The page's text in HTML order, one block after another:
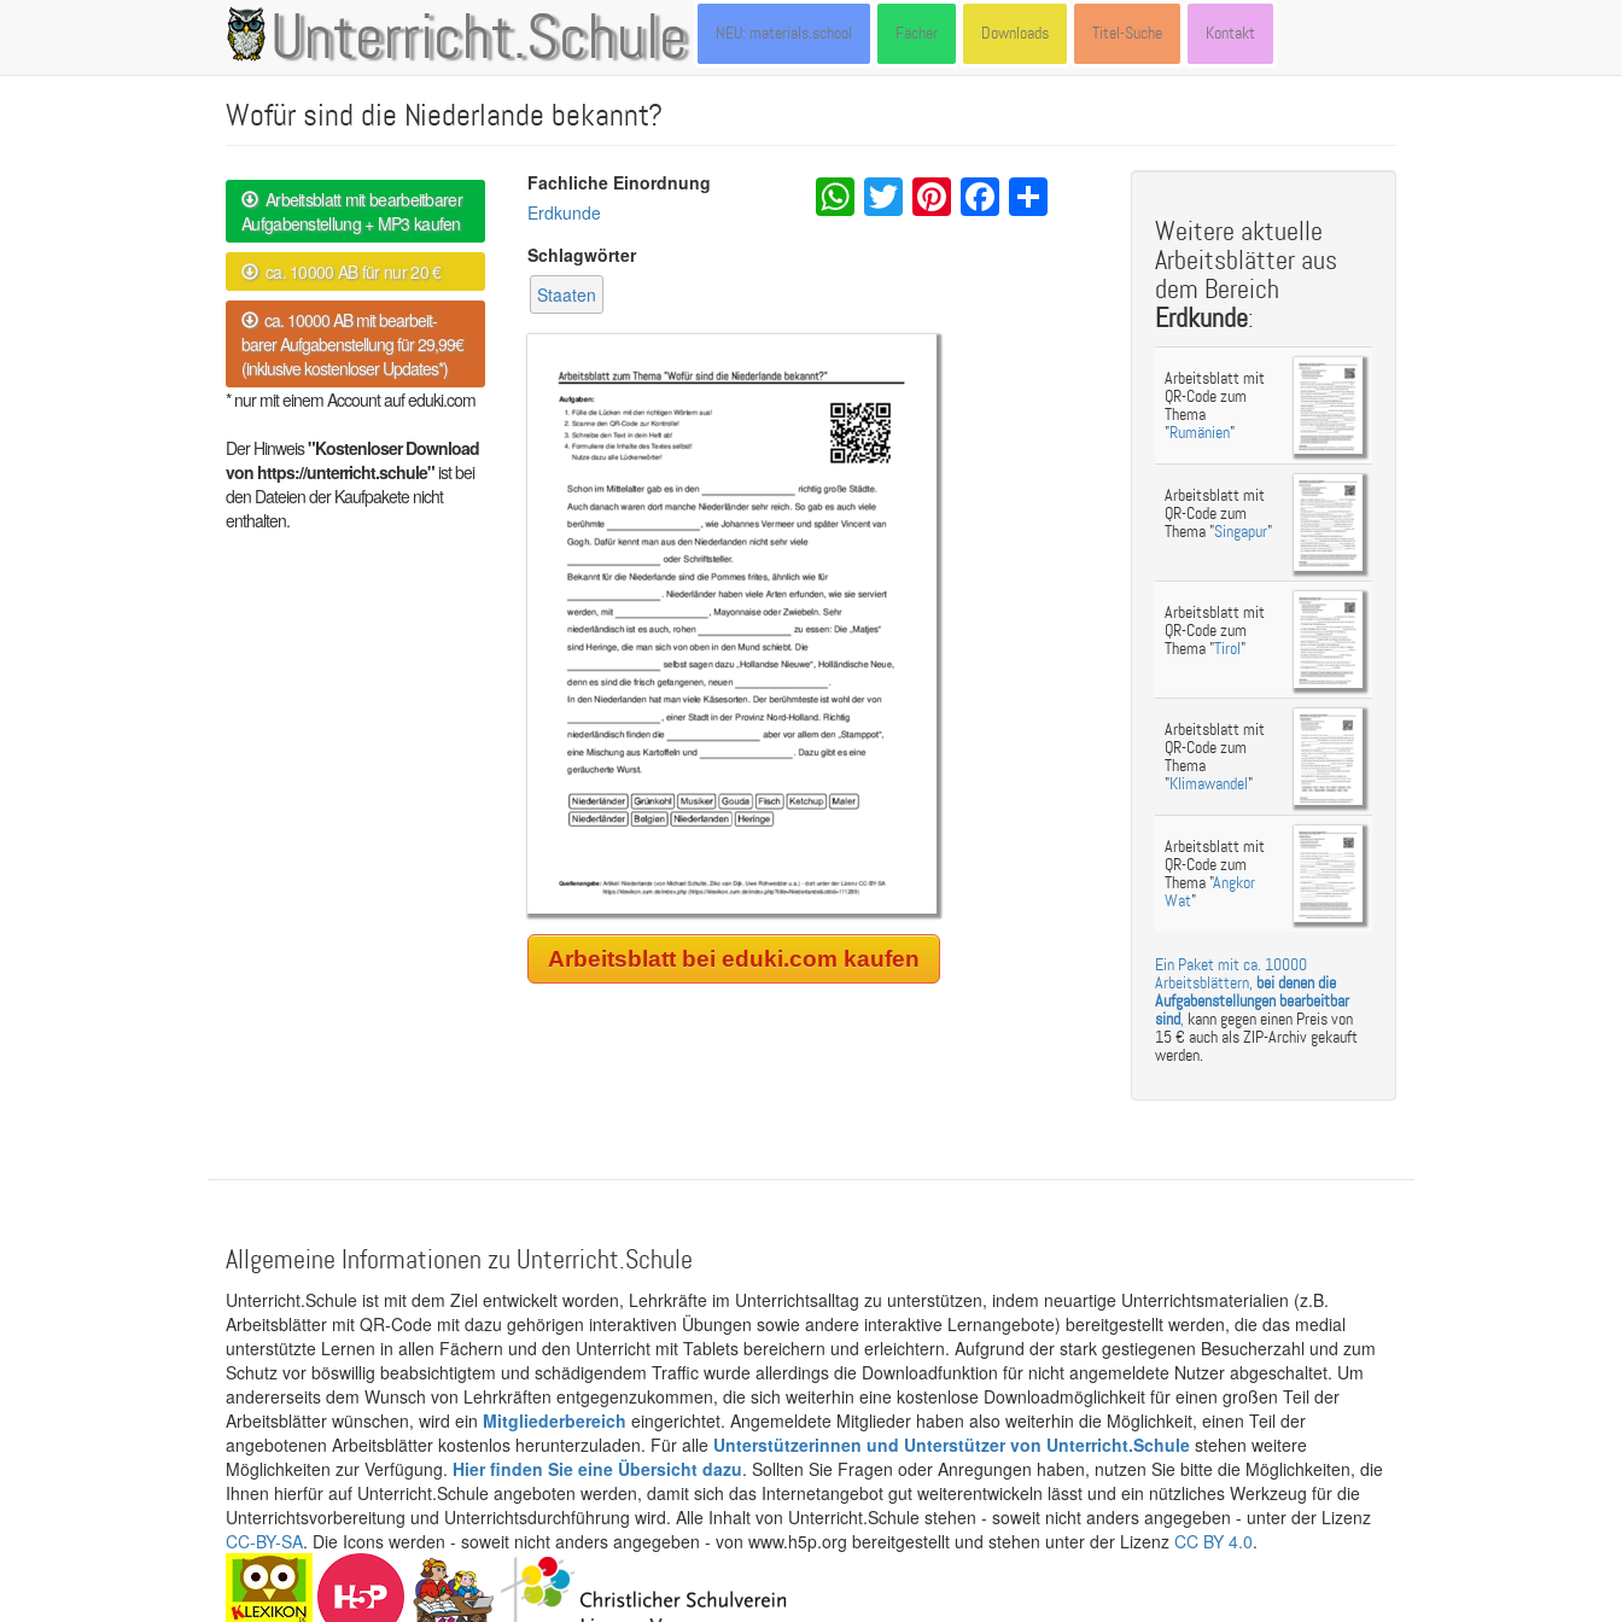
Unterricht.Schule
Main
navigation
NEU: materials.school Fächer Downloads Titel-Suche Kontakt
Wofür sind die Niederlande bekannt?
Arbeitsblatt mit bearbeitbarer
Aufgabenstellung + MP3 kaufen
ca. 10000 AB für nur 20 €
ca. 10000 AB mit bearbeit-
barer Aufgabenstellung für 29,99€
(inklusive kostenloser Updates*)
* nur mit einem Account auf eduki.com
Der Hinweis"Kostenloser Download
von https://unterricht.schule"ist bei
den Dateien der Kaufpakete nicht
enthalten.
Fachliche Einordnung
Erdkunde
Schlagwörter
Staaten
WhatsApp
Twitter
Pinterest
Facebook
Share
Arbeitsblatt bei eduki.com kaufen
Weitere aktuelle
Arbeitsblätter aus
dem Bereich
Erdkunde:
Arbeitsblatt mit
QR-Code zum
Thema
"Rumänien"
Arbeitsblatt mit
QR-Code zum
Thema "Singapur"
Arbeitsblatt mit
QR-Code zum
Thema "Tirol"
Arbeitsblatt mit
QR-Code zum
Thema
"Klimawandel"
Arbeitsblatt mit
QR-Code zum
Thema "Angkor
Wat"
Ein Paket mit ca. 10000
Arbeitsblättern, bei denen die
Aufgabenstellungen bearbeitbar
sind, kann gegen einen Preis von
15 € auch als ZIP-Archiv gekauft
werden.
Allgemeine Informationen zu Unterricht.Schule
Unterricht.Schule ist mit dem Ziel entwickelt worden, Lehrkräfte im Unterrichtsalltag zu unterstützen, indem neuartige Unterrichtsmaterialien (z.B.
Arbeitsblätter mit QR-Code mit dazu gehörigen interaktiven Übungen sowie andere interaktive Lernangebote) bereitgestellt werden, die das medial
unterstützte Lernen in allen Fächern und den Unterricht mit Tablets bereichern und erleichtern. Aufgrund der stark gestiegenen Besucherzahl und zum
Schutz vor böswillig beabsichtigtem und schädigendem Traffic wurde allerdings die Downloadfunktion für nicht angemeldete Nutzer abgeschaltet. Um
andererseits dem Wunsch von Lehrkräften entgegenzukommen, die sich weiterhin eine kostenlose Downloadmöglichkeit für einen großen Teil der
Arbeitsblätter wünschen, wird ein Mitgliederbereich eingerichtet. Angemeldete Mitglieder haben also weiterhin die Möglichkeit, einen Teil der
angebotenen Arbeitsblätter kostenlos herunterzuladen. Für alle Unterstützerinnen und Unterstützer von Unterricht.Schule stehen weitere
Möglichkeiten zur Verfügung. Hier finden Sie eine Übersicht dazu. Sollten Sie Fragen oder Anregungen haben, nutzen Sie bitte die Möglichkeiten, die
Ihnen hierfür auf Unterricht.Schule angeboten werden, damit sich das Internetangebot gut weiterentwickeln lässt und ein nützliches Werkzeug für die
Unterrichtsvorbereitung und Unterrichtsdurchführung wird. Alle Inhalt von Unterricht.Schule stehen - soweit nicht anders angegeben - unter der Lizenz
CC-BY-SA. Die Icons werden - soweit nicht anders angegeben - von www.h5p.org bereitgestellt und stehen unter der Lizenz CC BY 4.0.